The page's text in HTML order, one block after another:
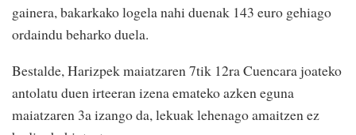
gainera, bakarkako logela nahi duenak 143 euro gehiago
ordaindu beharko duela.
Bestalde, Harizpek maiatzaren 7tik 12ra Cuencara joateko
antolatu duen irteeran izena emateko azken eguna
maiatzaren 3a izango da, lekuak lehenago amaitzen ez